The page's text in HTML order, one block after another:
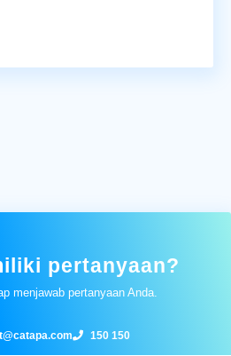
pertanyaan?
menjawab pertanyaan Anda.
150 150